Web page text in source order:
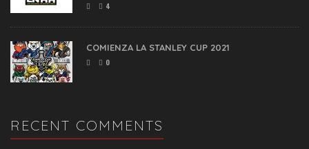
4
COMIENZA LA STANLEY CUP 2021
0
RECENT COMMENTS